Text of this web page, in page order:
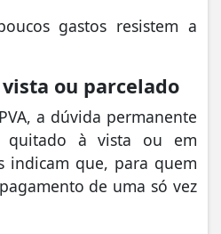
gastos resistem a
vista ou parcelado
a dúvida permanente
à vista ou em
indicam que, para quem
de uma só vez